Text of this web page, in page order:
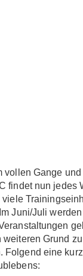
vollen Gange
findet nun jedes
Juni/Juli
Grund
Folgend eine